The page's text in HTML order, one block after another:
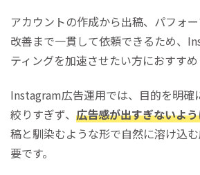
アカウントの作成から出稿、パフォー
改善まで一貫して依頼できるため、
ティングを加速させたい方におすすめ
Instagram広告運用では、目的を明確
絞りすぎず、 広告感が出すぎないよ
稿と馴染むような形で自然に溶け込
要です。